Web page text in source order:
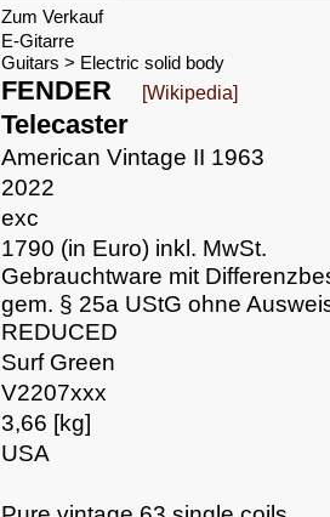
Zum Verkauf
E-Gitarre
Guitars > Electric solid body
FENDER [Wikipedia]
Telecaster
American Vintage II 1963
2022
exc
1790 (in Euro) inkl. MwSt.
Gebrauchtware mit
gem. § 25a UStG ohne
REDUCED
Surf Green
V2207xxx
3,66 [kg]
USA